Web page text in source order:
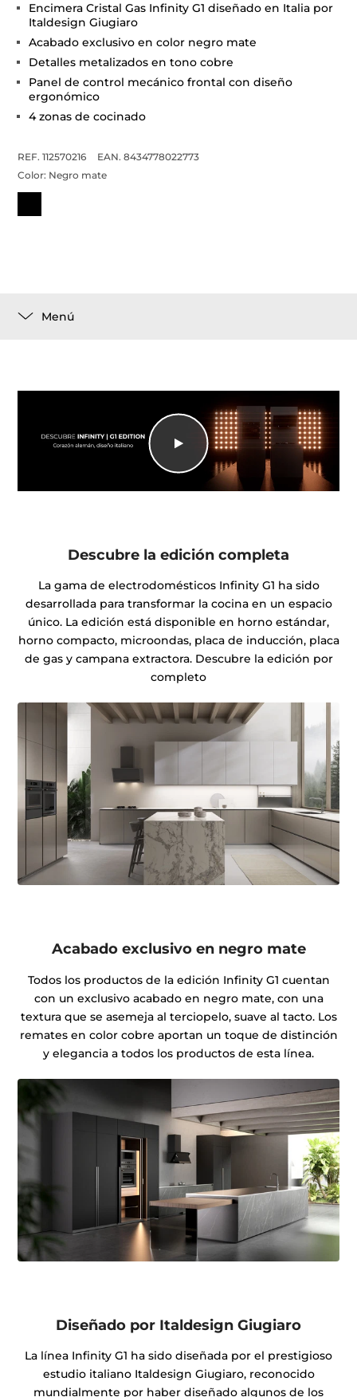
Encimera Cristal Gas Infinity G1 diseñado en Italia por
Italdesign Giugiaro
Acabado exclusivo en color negro mate
Detalles metalizados en tono cobre
Panel de control mecánico frontal con diseño
ergonómico
4 zonas de cocinado
REF. 112570216
EAN. 8434778022773
Color: Negro mate
Menú
Descubre la edición completa
La gama de electrodomésticos Infinity G1 ha sido
desarrollada para transformar la cocina en un espacio
único. La edición está disponible en horno estándar,
horno compacto, microondas, placa de inducción, placa
de gas y campana extractora. Descubre la edición por
completo
Acabado exclusivo en negro mate
Todos los productos de la edición Infinity G1 cuentan
con un exclusivo acabado en negro mate, con una
textura que se asemeja al terciopelo, suave al tacto. Los
remates en color cobre aportan un toque de distinción
y elegancia a todos los productos de esta línea.
Diseñado por Italdesign Giugiaro
La línea Infinity G1 ha sido diseñada por el prestigioso
estudio italiano Italdesign Giugiaro, reconocido
mundialmente por haber diseñado algunos de los